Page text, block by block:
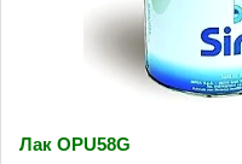
Лак OPU58G